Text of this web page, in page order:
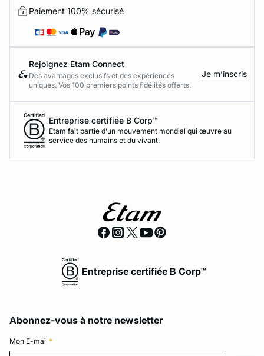
Paiement 100% sécurisé
Rejoignez Etam Connect
Des avantages exclusifs et des expériences
uniques. Vos 100 premiers points fidélités offerts.
Je m’inscris
Entreprise certifiée B Corp™
Etam fait partie d’un mouvement mondial qui œuvre au
service des humains et du vivant.
Entreprise certifiée B Corp™
Abonnez-vous à notre newsletter
Mon E-mail *